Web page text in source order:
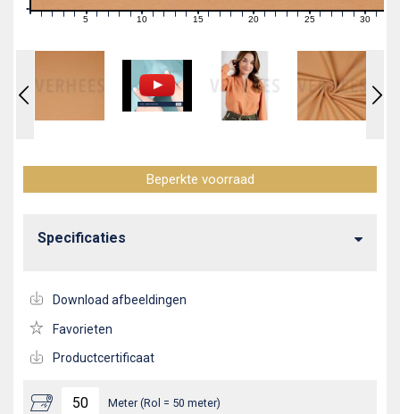
1 2 3 4 6 7 89 11121314 16171819 21222324 26272829 31
Meter (Rol = 50 meter)
Beperkte voorraad
Specificaties
Download afbeeldingen
Favorieten
Productcertificaat